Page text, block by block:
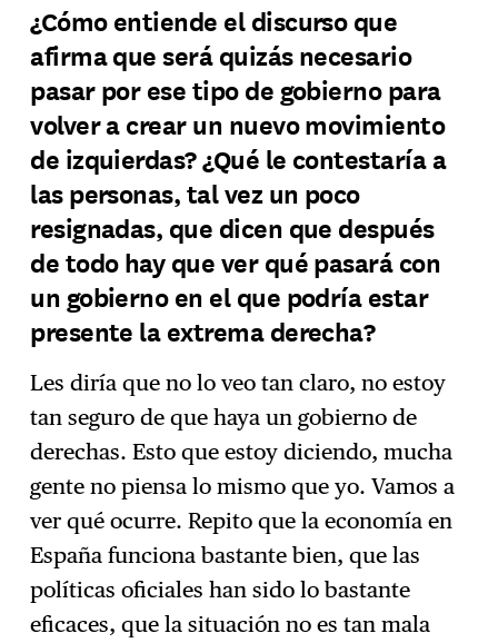
¿Cómo entiende el discurso que
afirma que será quizás necesario
pasar por ese tipo de gobierno para
volver a crear un nuevo movimiento
de izquierdas? ¿Qué le contestaría a
las personas, tal vez un poco
resignadas, que dicen que después
de todo hay que ver qué pasará con
un gobierno en el que podría estar
presente la extrema derecha?
Les diría que no lo veo tan claro, no estoy
tan seguro de que haya un gobierno de
derechas. Esto que estoy diciendo, mucha
gente no piensa lo mismo que yo. Vamos a
ver qué ocurre. Repito que la economía en
España funciona bastante bien, que las
políticas oficiales han sido lo bastante
eficaces, que la situación no es tan mala